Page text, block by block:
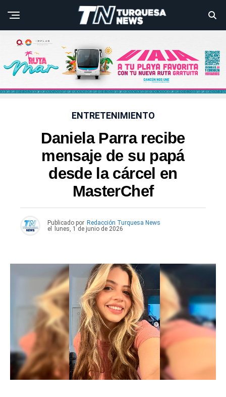
ENTRETENIMIENTO
Daniela Parra recibe
mensaje de su papá
desde la cárcel en
MasterChef
Publicado por Redacción Turquesa News
el
lunes, 1 de junio de 2026